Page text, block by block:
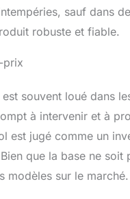
sauf dans
robuste et fiable.
prix
souvent loué dans
à intervenir et à
est jugé comme un
que la base ne
modèles sur le marché.